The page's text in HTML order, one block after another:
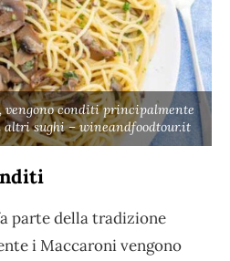
conditi principalmente
altri sughi – wineandfoodtour.it
parte della tradizione
i Maccaroni vengono